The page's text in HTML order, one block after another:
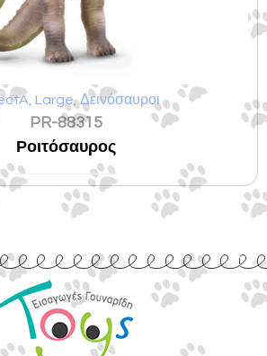
Large,Δεινόσαυροι
PR-88315
Ροιτόσαυρος